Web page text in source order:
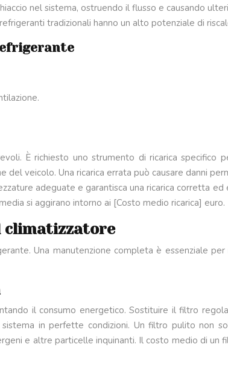
nel sistema, ostruendo il flusso e causando
tradizionali hanno un alto potenziale di
È richiesto uno strumento di ricarica specifico
veicolo. Una ricarica errata può causare danni
adeguate e garantisca una ricarica corretta ed
si aggirano intorno ai [Costo medio ricarica] euro.
climatizzatore
Una manutenzione completa è essenziale per
il consumo energetico. Sostituire il filtro
in perfette condizioni. Un filtro pulito non
e altre particelle inquinanti. Il costo medio di un